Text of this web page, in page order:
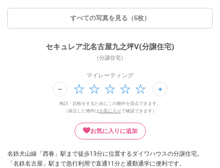
すべての写真を見る（6枚）
セキュレア北名古屋九之坪V(分譲住宅)
（分譲住宅）
マイレーティング
検討・比較をするためにこの物件を採点できます。
（採点した物件は お気に入り で確認できます）
お気に入りに追加
名鉄犬山線「西春」駅まで徒歩13分に位置するダイワハウスの分譲住宅。
「名鉄名古屋」駅まで急行利用で直通11分と通勤通学に便利です。